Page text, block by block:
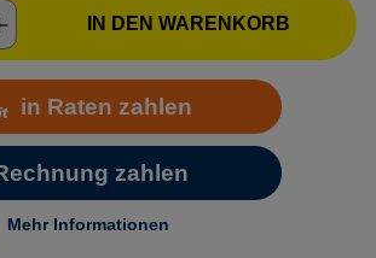
Gib den gewünschten
IN DEN WARENKORB